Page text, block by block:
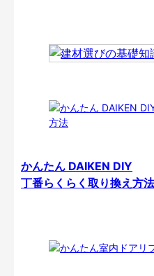
かんたん DAIKEN DIY
丁番らくらく取り換え方法